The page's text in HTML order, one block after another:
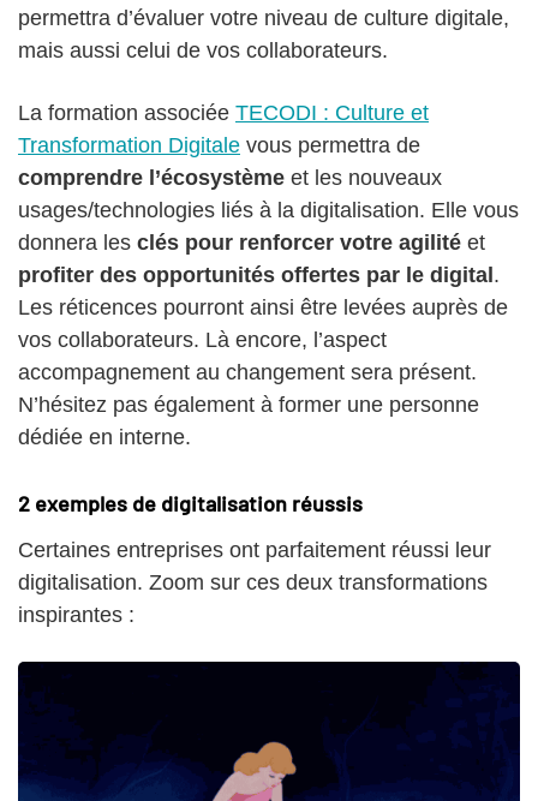
permettra d’évaluer votre niveau de culture digitale,
mais aussi celui de vos collaborateurs.
La formation associée TECODI : Culture et
Transformation Digitale vous permettra de
comprendre l’écosystème et les nouveaux
usages/technologies liés à la digitalisation. Elle vous
donnera les clés pour renforcer votre agilité et
profiter des opportunités offertes par le digital.
Les réticences pourront ainsi être levées auprès de
vos collaborateurs. Là encore, l’aspect
accompagnement au changement sera présent.
N’hésitez pas également à former une personne
dédiée en interne.
2 exemples de digitalisation réussis
Certaines entreprises ont parfaitement réussi leur
digitalisation. Zoom sur ces deux transformations
inspirantes :